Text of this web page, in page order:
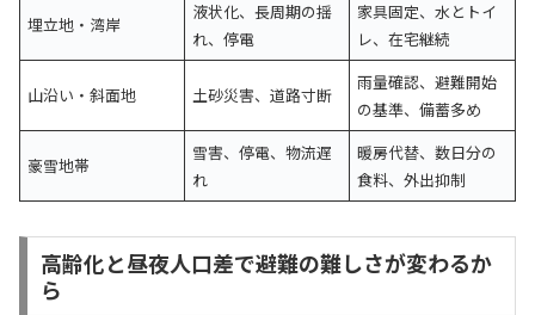
埋立地・湾岸
液状化、長周期の揺
れ、停電
家具固定、水とトイ
レ、在宅継続
山沿い・斜面地 土砂災害、道路寸断
雨量確認、避難開始
の基準、備蓄多め
豪雪地帯
雪害、停電、物流遅
れ
暖房代替、数日分の
食料、外出抑制
高齢化と昼夜人口差で避難の難しさが変わるか
ら